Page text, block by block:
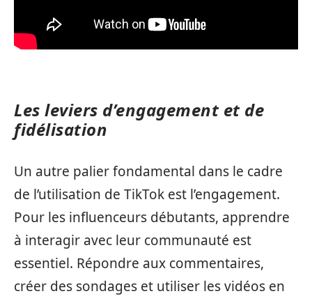
Les leviers d’engagement et de
fidélisation
Un autre palier fondamental dans le cadre
de l’utilisation de TikTok est l’engagement.
Pour les influenceurs débutants, apprendre
à interagir avec leur communauté est
essentiel. Répondre aux commentaires,
créer des sondages et utiliser les vidéos en